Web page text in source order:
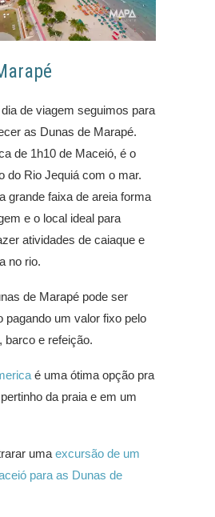
de viagem seguimos para
as Dunas de Marapé.
de 1h10 de Maceió, é o
do Rio Jequiá com o mar.
grande faixa de areia forma
e o local ideal para
atividades de caiaque e
no rio.
de Marapé pode ser
pagando um valor fixo pelo
barco e refeição.
é uma ótima opção pra
da praia e em um
uma excursão de um
para as Dunas de